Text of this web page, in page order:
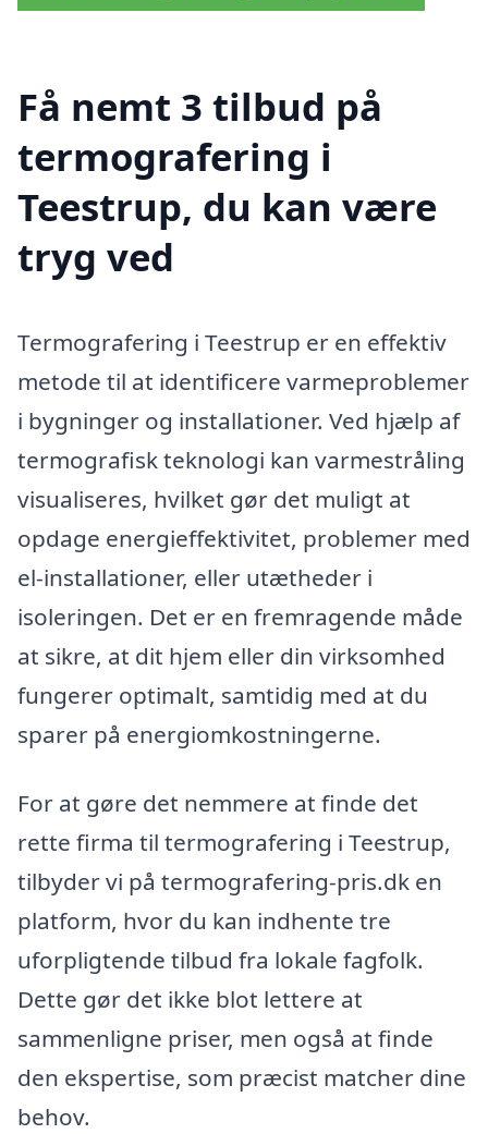
Få nemt 3 tilbud på
termografering i
Teestrup, du kan være
tryg ved
Termografering i Teestrup er en effektiv
metode til at identificere varmeproblemer
i bygninger og installationer. Ved hjælp af
termografisk teknologi kan varmestråling
visualiseres, hvilket gør det muligt at
opdage energieffektivitet, problemer med
el-installationer, eller utætheder i
isoleringen. Det er en fremragende måde
at sikre, at dit hjem eller din virksomhed
fungerer optimalt, samtidig med at du
sparer på energiomkostningerne.
For at gøre det nemmere at finde det
rette firma til termografering i Teestrup,
tilbyder vi på termografering-pris.dk en
platform, hvor du kan indhente tre
uforpligtende tilbud fra lokale fagfolk.
Dette gør det ikke blot lettere at
sammenligne priser, men også at finde
den ekspertise, som præcist matcher dine
behov.